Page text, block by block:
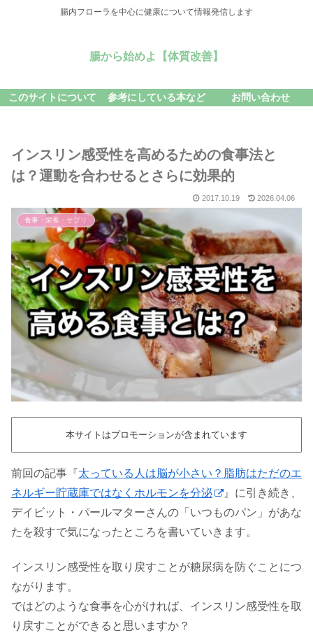
腸内フローラを中心に健康について情報発信します
腸から始めよ【体質改善】
このサイトについて 参考にしている本など お問い合わせ
インスリン感受性を高めるための食事法と
は？運動を合わせるとさらに効果的
2017.10.19 2026.04.06
食事・栄養・サプリ
本サイトはプロモーションが含まれています
前回の記事『太っている人は脳が小さい？脂肪はただのエ
ネルギー貯蔵庫ではなくホルモンを分泌
』に引き続き、
デイビット・パールマターさんの「いつものパン」があな
たを殺すで気になったところを書いていきます。
インスリン感受性を取り戻すことが糖尿病を防ぐことにつ
ながります。
ではどのような食事を心がければ、インスリン感受性を取
り戻すことができると思いますか？